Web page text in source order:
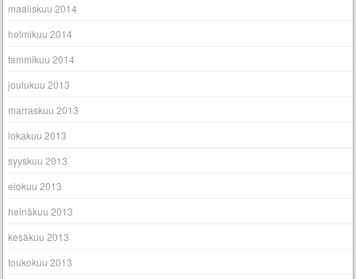
maaliskuu 2014
helmikuu 2014
tammikuu 2014
joulukuu 2013
marraskuu 2013
lokakuu 2013
syyskuu 2013
elokuu 2013
heinäkuu 2013
kesäkuu 2013
toukokuu 2013